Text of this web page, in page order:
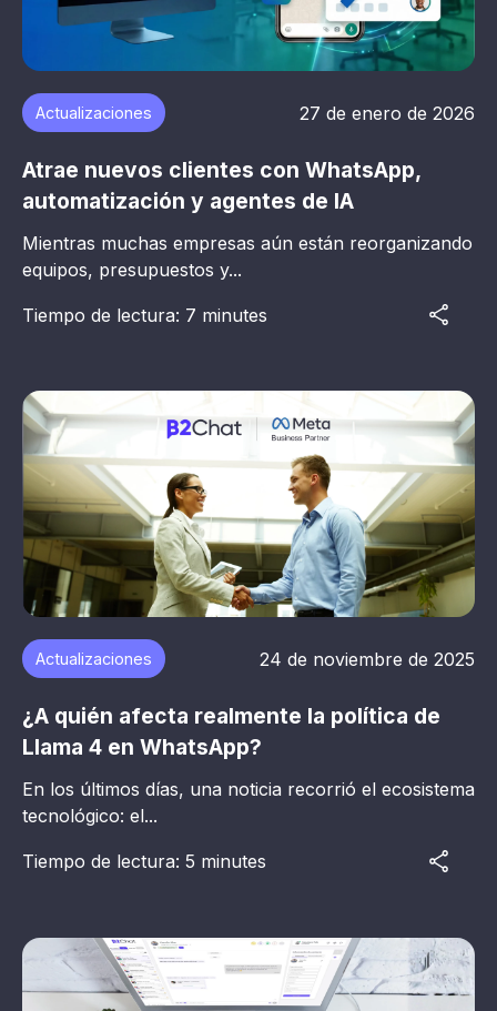
Actualizaciones 27 de enero de 2026
Atrae nuevos clientes con WhatsApp,
automatización y agentes de IA
Mientras muchas empresas aún están reorganizando
equipos, presupuestos y...
Tiempo de lectura: 7 minutes
Actualizaciones 24 de noviembre de 2025
¿A quién afecta realmente la política de
Llama 4 en WhatsApp?
En los últimos días, una noticia recorrió el ecosistema
tecnológico: el...
Tiempo de lectura: 5 minutes